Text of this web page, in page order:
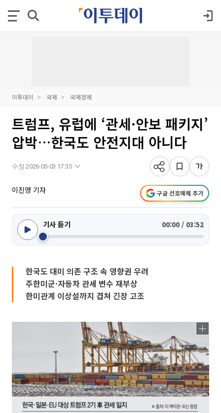
이투데이 국제 국제경제
트럼프, 유럽에 ‘관세·안보 패키지’
압박…한국도 안전지대 아니다
수정 2026-05-03 17:35
이진영 기자 구글 선호매체 추가
기사 듣기 00:00 / 03:52
한국도 대미 의존 구조 속 영향권 우려
주한미군·자동차 관세 변수 재부상
한미관계 이상설까지 겹쳐 긴장 고조